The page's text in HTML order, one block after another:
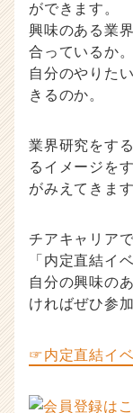
ができます。
興味のある業
合っているか。
自分のやりた
きるのか。
業界研究をす
るイメージを
がみえてきます
チアキャリア
「内定直結イ
自分の興味の
ければぜひ参
☞内定直結イ